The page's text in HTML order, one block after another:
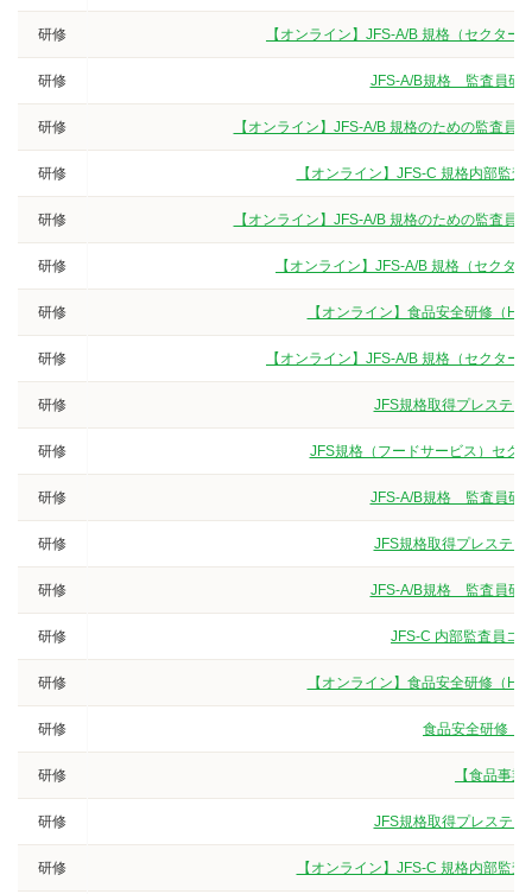
研修 【オンライン】JFS-A/B 規格（セクタ
研修 JFS-A/B規格 監査員研
研修 【オンライン】JFS-A/B 規格のための監査
研修 【オンライン】JFS-C 規格内部監
研修 【オンライン】JFS-A/B 規格のための監査
研修 【オンライン】JFS-A/B 規格（セクタ
研修 【オンライン】食品安全研修（
研修 【オンライン】JFS-A/B 規格（セクタ
研修 JFS規格取得プレステ
研修 JFS規格（フードサービス）セク
研修 JFS-A/B規格 監査員研
研修 JFS規格取得プレステ
研修 JFS-A/B規格 監査員研
研修 JFS-C 内部監査員コ
研修 【オンライン】食品安全研修（
研修 食品安全研修（
研修 【食品事
研修 JFS規格取得プレステ
研修 【オンライン】JFS-C 規格内部監